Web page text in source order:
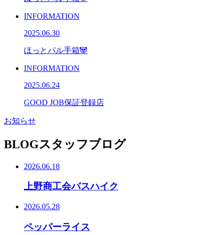
INFORMATION
2025.06.30
ほっとパル手箱🐼
INFORMATION
2025.06.24
GOOD JOB保証登録店
お知らせ
BLOGスタッフブログ
2026.06.18
上野商工会バスハイク
2026.05.28
ペッパーライス